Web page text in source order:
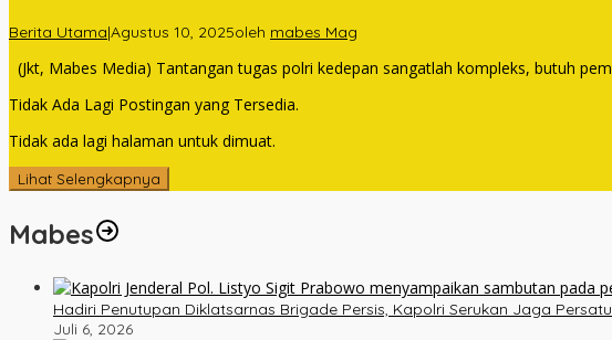
Berita Utama|Agustus 10, 2025oleh mabes Mag
(Jkt, Mabes Media) Tantangan tugas polri kedepan sangatlah kompleks, butuh
Tidak Ada Lagi Postingan yang Tersedia.
Tidak ada lagi halaman untuk dimuat.
Lihat Selengkapnya
Mabes
Hadiri Penutupan Diklatsarnas Brigade Persis, Kapolri Serukan Jaga
Juli 6, 2026